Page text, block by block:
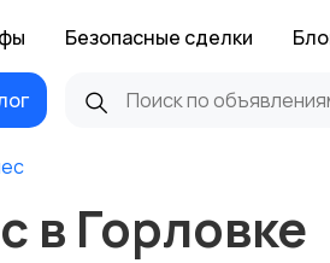
Безопасные сделки
в Горловке